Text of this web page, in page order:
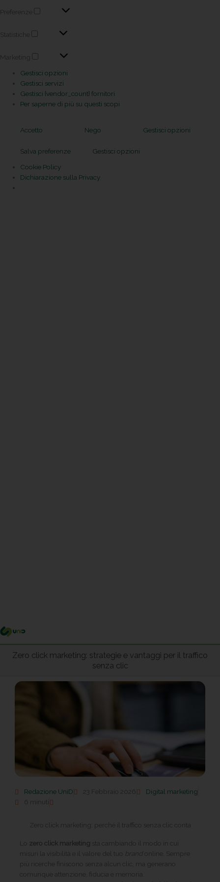
Preferenze
Statistiche
Marketing
Gestisci opzioni
Gestisci servizi
Gestisci {vendor_count} fornitori
Per saperne di più su questi scopi
Accetto Nego Gestisci opzioni
Salva preferenze
Gestisci opzioni
Cookie Policy
Dichiarazione sulla Privacy
Zero click marketing: strategie e vantaggi per il traffico
senza clic
Redazione UniD 23 Febbraio 2026
Digital marketing
6 minuti
Zero click marketing: perché il traffico senza clic conta
Lo zero click marketing sta cambiando il modo in cui
misuri la visibilità e il valore del tuo
brand
online. Sempre
più ricerche finiscono senza alcun clic, ma generano
comunque attenzione, fiducia e memoria.